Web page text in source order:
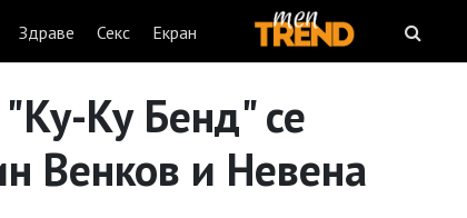
Здраве Секс Екран
Ку Бенд" се
Венков и Невена